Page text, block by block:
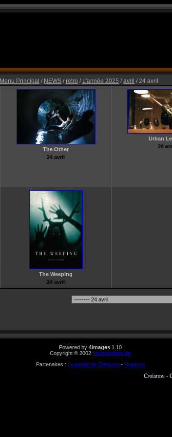
Menu Principal / NEWS / retro / L'année 2025 / avril / 24 avril
The Other
24 avril
Urban
24
The Weeping
24 avril
Powered by 4images1.10
Copyright © 2002 4homepages.de
Partenaires : Le portail de Danboss - Rigolons
Création -